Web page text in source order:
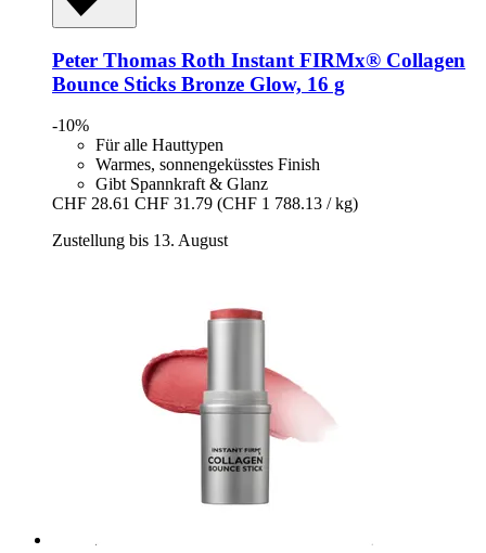
Peter Thomas Roth Instant FIRMx® Collagen
Bounce Sticks Bronze Glow, 16 g
-10%
Für alle Hauttypen
Warmes, sonnengeküsstes Finish
Gibt Spannkraft & Glanz
CHF 28.61 CHF 31.79 (CHF 1 788.13 / kg)
Zustellung bis 13. August